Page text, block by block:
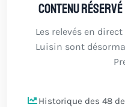
Contenu réservé
Les relevés en
Luisin sont
Historique des 48